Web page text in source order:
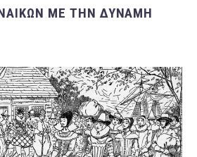
ΜΕ ΤΗΝ ΔΎΝΑΜΗ